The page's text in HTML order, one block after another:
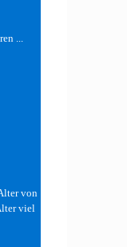
...
von
viel